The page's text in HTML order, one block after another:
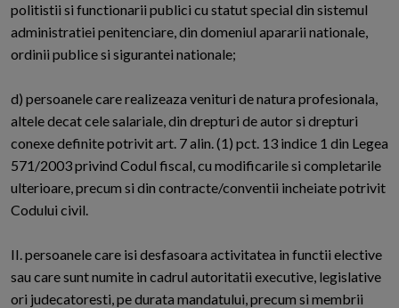
politistii si functionarii publici cu statut special din sistemul
administratiei penitenciare, din domeniul apararii nationale,
ordinii publice si sigurantei nationale;
d) persoanele care realizeaza venituri de natura profesionala,
altele decat cele salariale, din drepturi de autor si drepturi
conexe definite potrivit art. 7 alin. (1) pct. 13 indice 1 din Legea
571/2003 privind Codul fiscal, cu modificarile si completarile
ulterioare, precum si din contracte/conventii incheiate potrivit
Codului civil.
II. persoanele care isi desfasoara activitatea in functii elective
sau care sunt numite in cadrul autoritatii executive, legislative
ori judecatoresti, pe durata mandatului, precum si membrii